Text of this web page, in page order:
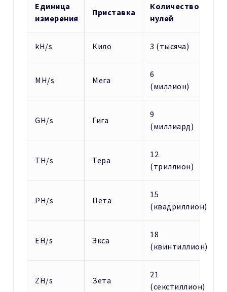
Единица
измерения
Приставка
Количество
нулей
kH/s Кило 3 (тысяча)
MH/s Мега
6
(миллион)
GH/s Гига
9
(миллиард)
TH/s Тера
12
(триллион)
PH/s Пета
15
(квадриллион)
EH/s Экса
18
(квинтиллион)
ZH/s Зета
21
(секстиллион)